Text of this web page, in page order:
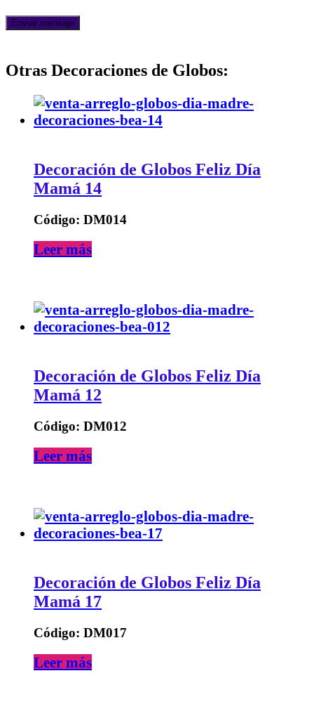
Otras Decoraciones de Globos:
Decoración de Globos Feliz Día
Mamá 14
Código: DM014
Leer más
Decoración de Globos Feliz Día
Mamá 12
Código: DM012
Leer más
Decoración de Globos Feliz Día
Mamá 17
Código: DM017
Leer más